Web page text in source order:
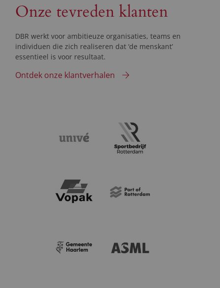
Onze tevreden klanten
DBR werkt voor ambitieuze organisaties, teams en
individuen die zich realiseren dat ‘de menskant’
essentieel is voor resultaat.
Ontdek onze klantverhalen